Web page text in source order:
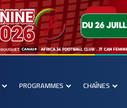
PROGRAMMES CHAÎNES